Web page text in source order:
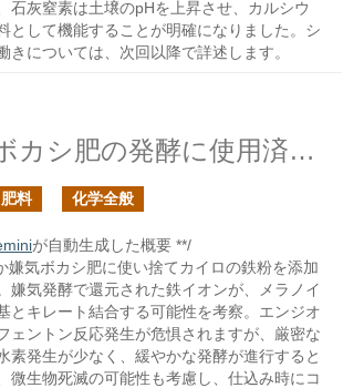
石灰窒素は土壌のpHを上昇させ、カルシウ
として機能することが明確になりました。シ
きについては、次回以降で詳述します。
米ぬか嫌気ボカシ肥の発酵に使用済み使い捨てカイロを添加したらどうなるか？の続き
料 化学全般
が自動生成した概要 **/
嫌気ボカシ肥に使い捨てカイロの鉄粉を添加
嫌気発酵で還元された鉄イオンが、メラノイ
とキレート結合する可能性を考察。エンジオ
ェントン反応発生が危惧されますが、厳密な
素発生が少なく、緩やかな発酵が進行すると
微生物死滅の可能性も考慮し、仕込み時にコ